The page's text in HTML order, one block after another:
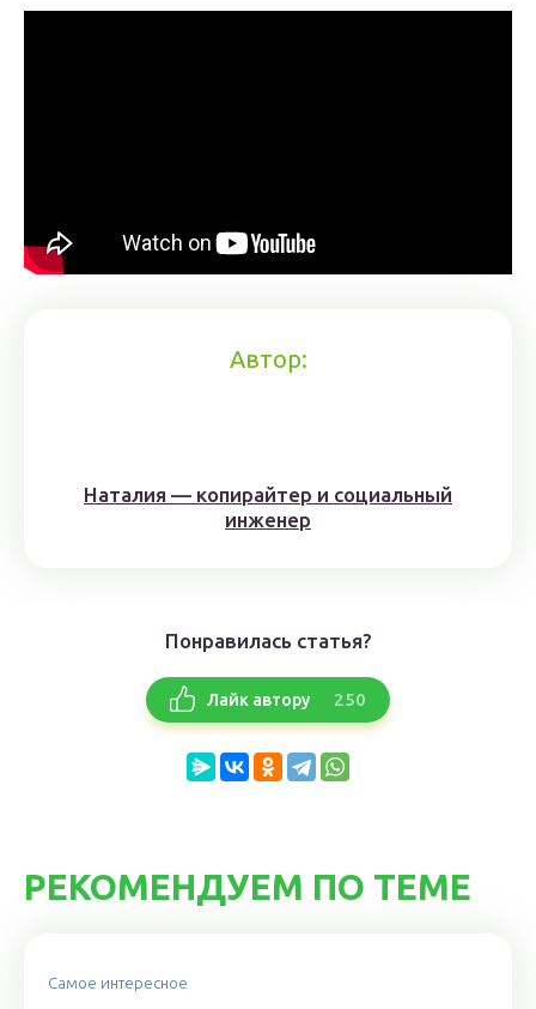
Автор:
Наталия — копирайтер и социальный
инженер
Понравилась статья?
Лайк автору 250
РЕКОМЕНДУЕМ ПО ТЕМЕ
Самое интересное